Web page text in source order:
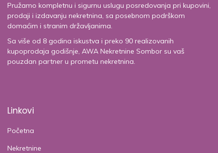
Pružamo kompletnu i sigurnu uslugu posredovanja pri kupovini,
prodaji i izdavanju nekretnina, sa posebnom podrškom
domaćim i stranim državljanima.
Sa više od 8 godina iskustva i preko 90 realizovanih
kupoprodaja godišnje, AWA Nekretnine Sombor su vaš
pouzdan partner u prometu nekretnina.
Linkovi
Početna
Nekretnine